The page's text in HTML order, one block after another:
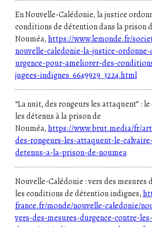
En Nouvelle-Calédonie, la justice
conditions de détention dans la prison
Nouméa,https://www.lemonde.fr/
nouvelle-caledonie-la-justice-
urgence-pour-ameliorer-des-
jugees-indignes_6649929_3224.html
“La nuit, des rongeurs les attaquent” :
les détenus à la prison de
Nouméa,https://www.brut.media/fr/
des-rongeurs-les-attaquent-le-
detenus-a-la-prison-de-noumea
Nouvelle-Calédonie : vers des mesures
les conditions de détention indignes,
france.fr/monde/nouvelle-caledonie/
vers-des-mesures-durgence-contre-